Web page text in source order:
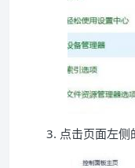
3. 点击页面左侧